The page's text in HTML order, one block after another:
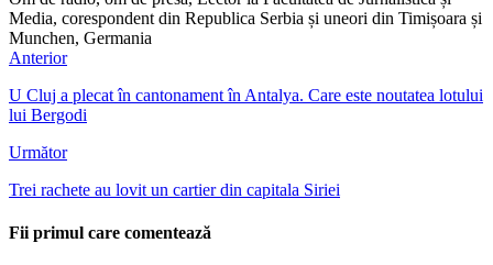
Media, corespondent din Republica Serbia și uneori din Timișoara și
Munchen, Germania
Anterior
U Cluj a plecat în cantonament în Antalya. Care este noutatea lotului
lui Bergodi
Următor
Trei rachete au lovit un cartier din capitala Siriei
Fii primul care comentează